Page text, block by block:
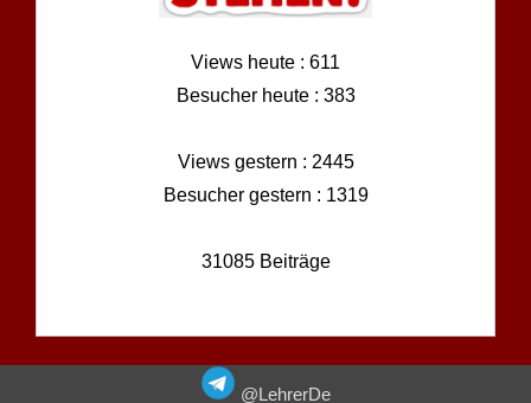
Views heute : 611
Besucher heute : 383
Views gestern : 2445
Besucher gestern : 1319
31085 Beiträge
@LehrerDe